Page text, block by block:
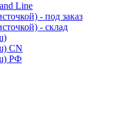
Line
- под заказ
- склад
CN
РФ